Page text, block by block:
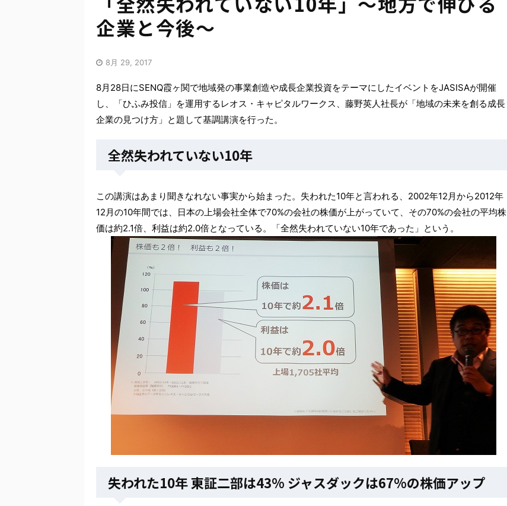
企業と今後～
8月 29, 2017
8月28日にSENQ霞ヶ関で地域発の事業創造や成長企業投資をテーマにしたイベントをJASISAが開催
し、「ひふみ投信」を運用するレオス・キャピタルワークス、藤野英人社長が「地域の未来を創る成長
企業の見つけ方」と題して基調講演を行った。
全然失われていない10年
この講演はあまり聞きなれない事実から始まった。失われた10年と言われる、2002年12月から2012年
12月の10年間では、日本の上場会社全体で70%の会社の株価が上がっていて、その70%の会社の平均株
価は約2.1倍、利益は約2.0倍となっている。「全然失われていない10年であった」という。
失われた10年 東証二部は43% ジャスダックは67%の株価アップ